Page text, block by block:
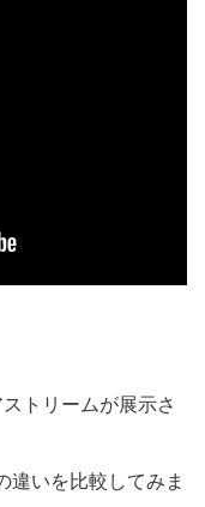
トリームが展示さ
違いを比較してみま